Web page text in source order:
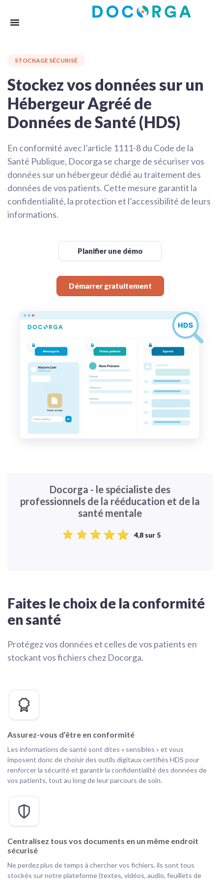
STOCKAGE SÉCURISÉ
Stockez vos données sur un
Hébergeur Agréé de
Données de Santé (HDS)
En conformité avec l’article 1111-8 du Code de la
Santé Publique, Docorga se charge de sécuriser vos
données sur un hébergeur dédié au traitement des
données de vos patients. Cette mesure garantit la
confidentialité, la protection et l’accessibilité de leurs
informations.
Planifier une démo
Démarrer gratuitement
Docorga - le spécialiste des
professionnels de la rééducation et de la
santé mentale
4,8 sur 5
Faites le choix de la conformité
en santé
Protégez vos données et celles de vos patients en
stockant vos fichiers chez Docorga.
Assurez-vous d’être en conformité
Les informations de santé sont dites « sensibles » et vous
imposent donc de choisir des outils digitaux certifiés HDS pour
renforcer la sécurité et garantir la confidentialité des données de
vos patients, tout au long de leur parcours de soin.
Centralisez tous vos documents en un même endroit
sécurisé
Ne perdez plus de temps à chercher vos fichiers, ils sont tous
stockés sur notre plateforme (textes, vidéos, audio, feuillets de